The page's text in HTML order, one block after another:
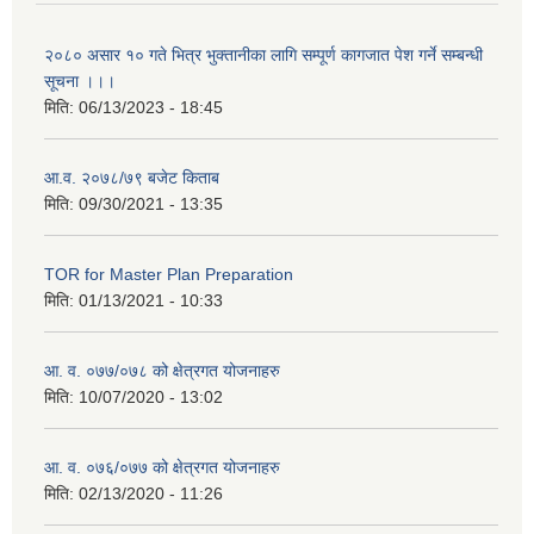
२०८० असार १० गते भित्र भुक्तानीका लागि सम्पूर्ण कागजात पेश गर्ने सम्बन्धी
सूचना ।।।
मिति: 06/13/2023 - 18:45
आ.व. २०७८/७९ बजेट किताब
मिति: 09/30/2021 - 13:35
TOR for Master Plan Preparation
मिति: 01/13/2021 - 10:33
आ. व. ०७७/०७८ को क्षेत्रगत योजनाहरु
मिति: 10/07/2020 - 13:02
आ. व. ०७६/०७७ को क्षेत्रगत योजनाहरु
मिति: 02/13/2020 - 11:26